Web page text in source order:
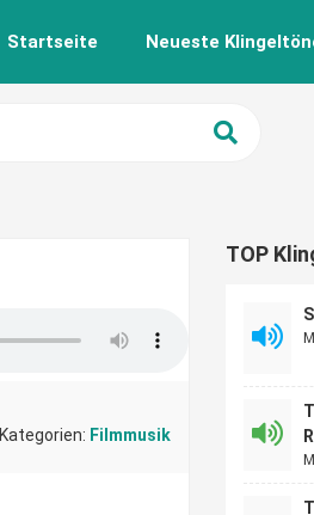
Startseite Neueste
Kategorien: Filmmusik
TOP